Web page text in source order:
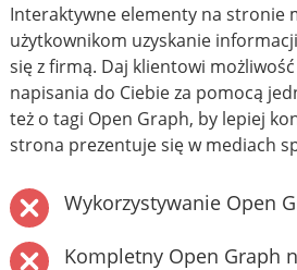
Interaktywne elementy na stronie
użytkownikom uzyskanie
się z firmą. Daj klientowi
napisania do Ciebie za pomocą
też o tagi Open Graph, by lepiej
strona prezentuje się w mediach
Wykorzystywanie Open
Kompletny Open Graph